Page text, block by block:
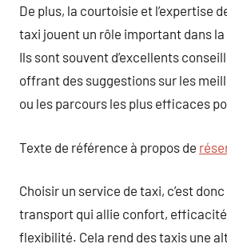
De plus, la courtoisie et l’expertise
taxi jouent un rôle important dans
Ils sont souvent d’excellents
offrant des suggestions sur les
ou les parcours les plus efficaces
Texte de référence à propos de
Choisir un service de taxi, c’est
transport qui allie confort,
flexibilité. Cela rend des taxis une